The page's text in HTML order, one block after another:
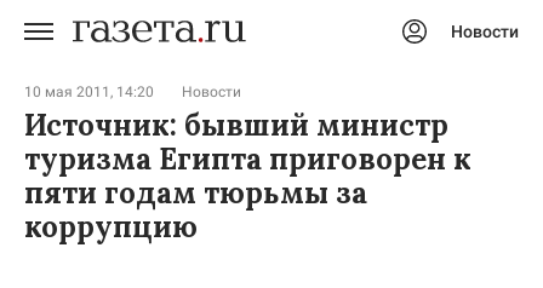
Новости
10 мая 2011, 14:20 Новости
Источник: бывший министр
туризма Египта приговорен к
пяти годам тюрьмы за
коррупцию